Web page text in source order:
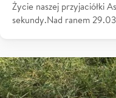
Życie naszej przyjaciółki
sekundy.Nad ranem